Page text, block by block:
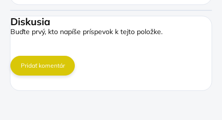
Diskusia
Buďte prvý, kto napíše príspevok k tejto položke.
Pridať komentár